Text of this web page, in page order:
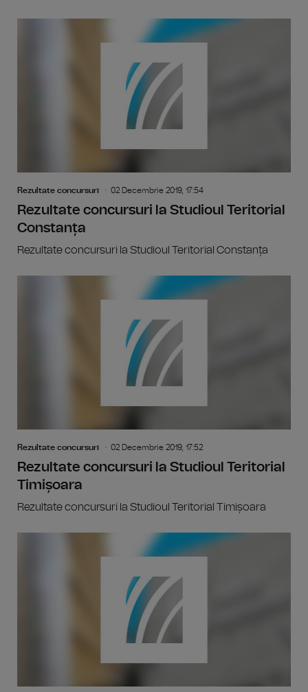
Rezultate concursuri 02 Decembrie 2019, 17:54
Rezultate concursuri la Studioul Teritorial
Constanța
Rezultate concursuri la Studioul Teritorial Constanța
Rezultate concursuri 02 Decembrie 2019, 17:52
Rezultate concursuri la Studioul Teritorial
Timișoara
Rezultate concursuri la Studioul Teritorial Timișoara